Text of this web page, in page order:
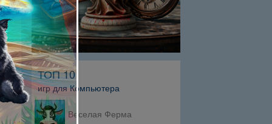
ТОП 10
игр для Компьютера
Веселая Ферма